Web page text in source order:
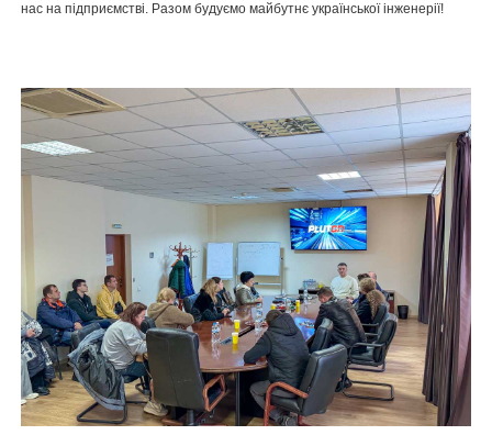
нас на підприємстві. Разом будуємо майбутнє української інженерії!